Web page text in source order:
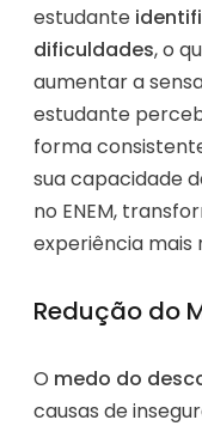
estudante
dificuldades, o
aumentar a
estudante
forma
sua capacidade
no ENEM,
experiência mais
Redução do
O medo do
causas de